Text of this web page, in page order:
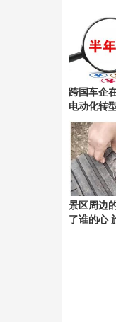
跨国车企
电动化转
景区周边
了谁的心